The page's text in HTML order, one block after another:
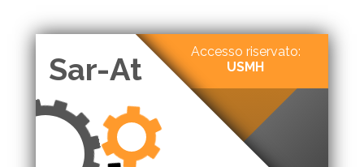
Sar-At
Accesso riservato:
USMH